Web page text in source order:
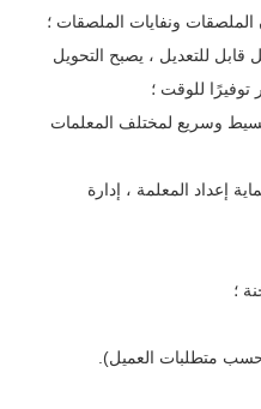
الملصقات ونفايات الملصقات ؛
قابل للتعديل ، يصبح التحويل
توفيرًا للوقت ؛
وسريع لمختلف المعلمات
إعداد المعلمة ، إدارة